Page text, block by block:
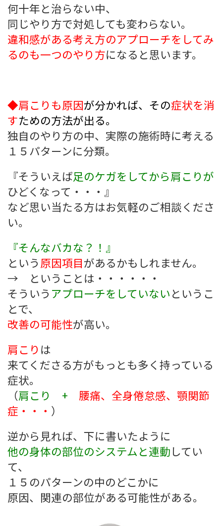
何十年と治らない中、
同じやり方で対処しても変わらない。
違和感がある考え方のアプローチをしてみ
るのも一つのやり方になると思います。
◆肩こりも原因が分かれば、その症状を消
すための方法が出る。
独自のやり方の中、実際の施術時に考える
１５パターンに分類。
『そういえば足のケガをしてから肩こりが
ひどくなって・・・』
など思い当たる方はお気軽のご相談くださ
い。
『そんなバカな？！』
という 原因項目があるかもしれません。
→ ということは・・・・・・
そういう アプローチをしていないというこ
とで、
改善の可能性が高い。
肩こり は
来てくださる方がもっとも多く持っている
症状。
（肩こり + 腰痛、全身倦怠感、顎関節
症・・ ・ ）
逆から見れば、下に書いたように
他の身体の部位のシステムと連動してい
て、
１５のパターンの中のどこかに
原因、関連の部位がある可能性がある。